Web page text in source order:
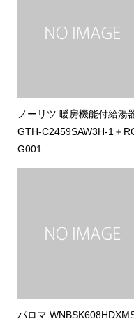
ノーリツ 暖房機能付給湯
GTH-C2459SAW3H-1＋
G001...
パロマ